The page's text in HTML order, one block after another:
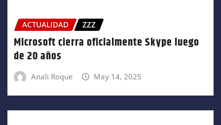
ACTUALIDAD ZZZ
Microsoft cierra oficialmente Skype luego
de 20 años
Anali Roque May 14, 2025